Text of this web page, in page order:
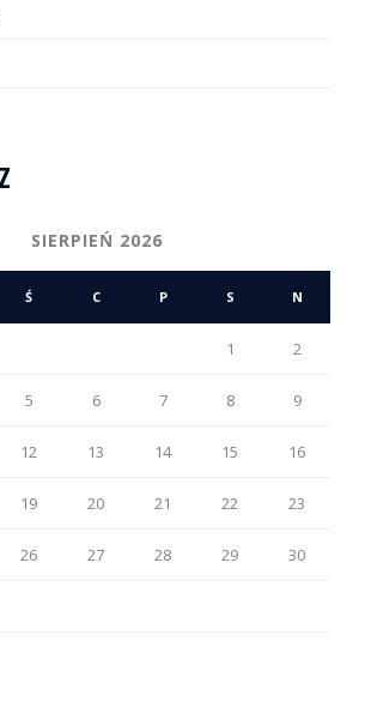
SIERPIEŃ 2026
Ś C P S N
1 2
5 6 7 8 9
12 13 14 15 16
19 20 21 22 23
26 27 28 29 30